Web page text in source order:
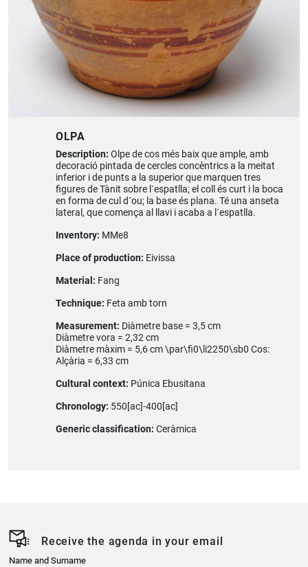
OLPA
Description: Olpe de cos més baix que ample, amb
decoració pintada de cercles concèntrics a la meitat
inferior i de punts a la superior que marquen tres
figures de Tànit sobre l´espatlla; el coll és curt i la boca
en forma de cul d´ou; la base és plana. Té una anseta
lateral, que comença al llavi i acaba a l´espatlla.
Inventory: MMe8
Place of production: Eivissa
Material: Fang
Technique: Feta amb torn
Measurement: Diàmetre base = 3,5 cm
Diàmetre vora = 2,32 cm
Diàmetre màxim = 5,6 cm \par\fi0\li2250\sb0 Cos:
Alçària = 6,33 cm
Cultural context: Púnica Ebusitana
Chronology: 550[ac]-400[ac]
Generic classification: Ceràmica
Receive the agenda in your email
Name and Surname